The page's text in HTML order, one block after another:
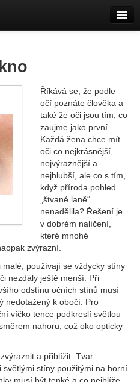
Říkává se, že podle
očí poznáte člověka a
také že oči jsou tím, co
zaujme jako první.
Každá žena chce mít
oči co nejkrásnější,
nejvýraznější a
nejhlubší, ale co s tím,
když příroda pohled
„štvané laně“
nenadělila? Řešení je
v dobrém nalíčení,
které mnohé
zvýrazní.
používají se vždycky stíny
nezdály ještě menší. Při
odstínu očních stínů musí
nedotažený k obočí. Pro
víčko tence podkreslí světlou
nahoru, což oko opticky
a přiblížit. Tvar
stíny použitými na horní